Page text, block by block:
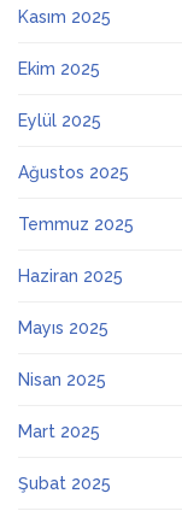
Kasım 2025
Ekim 2025
Eylül 2025
Ağustos 2025
Temmuz 2025
Haziran 2025
Mayıs 2025
Nisan 2025
Mart 2025
Şubat 2025